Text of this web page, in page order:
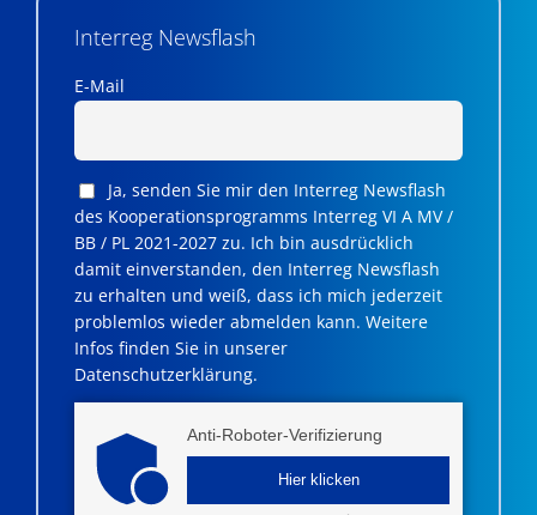
Interreg Newsflash
E-Mail
Ja, senden Sie mir den Interreg Newsflash
des Kooperationsprogramms Interreg VI A MV /
BB / PL 2021-2027 zu. Ich bin ausdrücklich
damit einverstanden, den Interreg Newsflash
zu erhalten und weiß, dass ich mich jederzeit
problemlos wieder abmelden kann. Weitere
Infos finden Sie in unserer
Datenschutzerklärung.
Anti-Roboter-Verifizierung
Hier klicken